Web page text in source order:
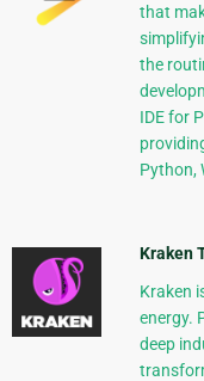
that
the
IDE for
Python,
Kraken
Kraken
energy.
deep